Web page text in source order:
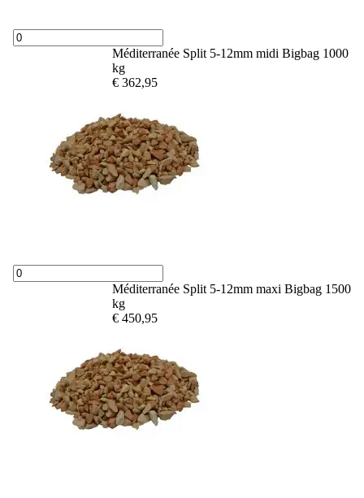
Méditerranée Split 5-12mm midi Bigbag 1000
kg
€ 362,95
Méditerranée Split 5-12mm maxi Bigbag 1500
kg
€ 450,95